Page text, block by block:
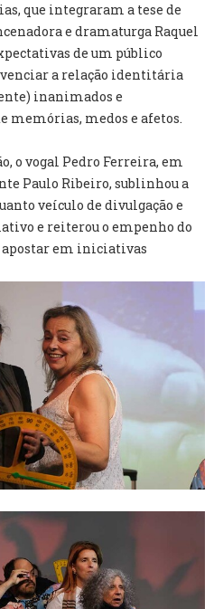
que integraram a tese de
e dramaturga Raquel
de um público
a relação identitária
inanimados e
memórias, medos e afetos.
o vogal Pedro Ferreira, em
Paulo Ribeiro, sublinhou a
veículo de divulgação e
e reiterou o empenho do
em iniciativas